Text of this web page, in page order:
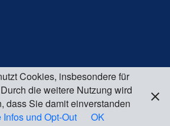
Cookies, insbesondere für
die weitere Nutzung wird
dass Sie damit einverstanden
Infos und Opt-Out OK